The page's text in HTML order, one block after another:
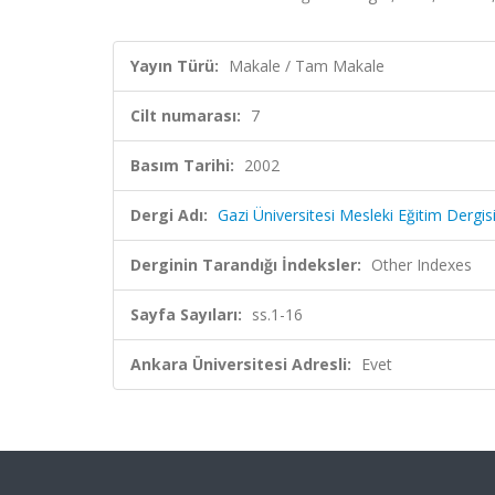
Yayın Türü: Makale / Tam Makale
Cilt numarası: 7
Basım Tarihi: 2002
Dergi Adı: Gazi Üniversitesi Mesleki Eğitim Dergisi
Derginin Tarandığı İndeksler: Other Indexes
Sayfa Sayıları: ss.1-16
Ankara Üniversitesi Adresli: Evet